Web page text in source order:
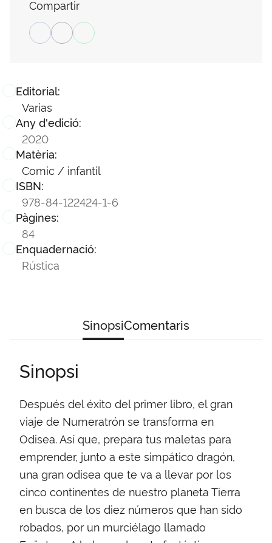
Editorial:
Varias
Any d'edició:
2020
Matèria:
Comic / infantil
ISBN:
978-84-122424-1-6
Pàgines:
84
Enquadernació:
Rústica
Compartir
SinopsiComentaris
Sinopsi
Después del éxito del primer libro, el gran
viaje de Numeratrón se transforma en
Odisea. Así que, prepara tus maletas para
emprender, junto a este simpático dragón,
una gran odisea que te va a llevar por los
cinco continentes de nuestro planeta Tierra
en busca de los diez números que han sido
robados, por un murciélago llamado